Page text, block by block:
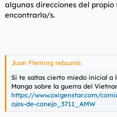
algunas direcciones del propio
encontrarlo/s.
Juan Fleming rebuznó:
Si te saltas cierto miedo inicial a
Manga sobre la guerra del
https://www.oxigenstar.com/
ojos-de-conejo_3711_AMW